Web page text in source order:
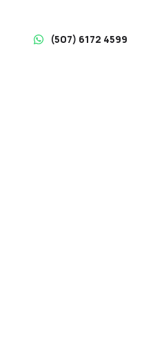
(507) 6172 4599